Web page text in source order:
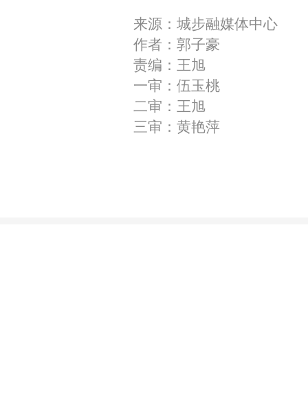
来源：城步融媒体中心
作者：郭子豪
责编：王旭
一审：伍玉桃
二审：王旭
三审：黄艳萍